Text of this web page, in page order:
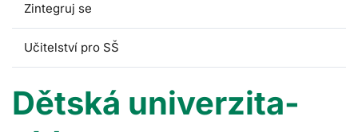
Zintegruj se
Učitelství pro SŠ
Dětská univerzita-